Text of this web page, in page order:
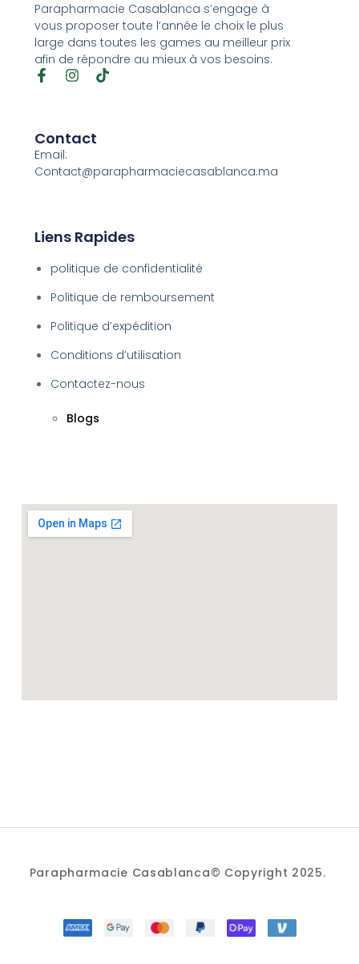
Parapharmacie Casablanca s’engage à
vous proposer toute l’année le choix le plus
large dans toutes les games au meilleur prix
afin de répondre au mieux à vos besoins.
Contact
Email:
Contact@parapharmaciecasablanca.ma
Liens Rapides
politique de confidentialité
Politique de remboursement
Politique d’expédition
Conditions d’utilisation
Contactez-nous
Blogs
Parapharmacie Casablanca© Copyright 2025.